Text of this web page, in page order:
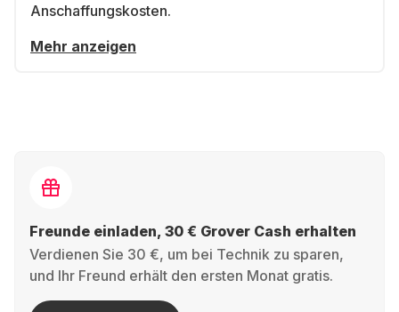
Anschaffungskosten.
Mehr anzeigen
Freunde einladen, 30 € Grover Cash erhalten
Verdienen Sie 30 €, um bei Technik zu sparen,
und Ihr Freund erhält den ersten Monat gratis.